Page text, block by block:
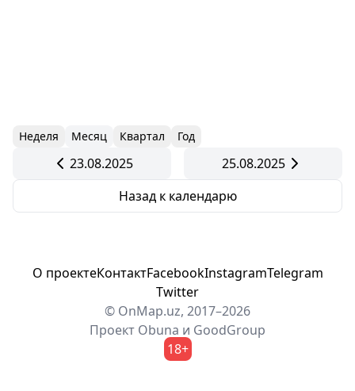
Неделя Месяц Квартал Год
23.08.2025
25.08.2025
Назад к календарю
О проектеКонтактFacebookInstagramTelegram
Twitter
© OnMap.uz, 2017–2026
Проект Obuna и GoodGroup
18+